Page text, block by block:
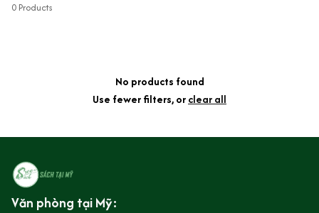
0 Products
No products found
Use fewer filters, orclear all
Văn phòng tại Mỹ: